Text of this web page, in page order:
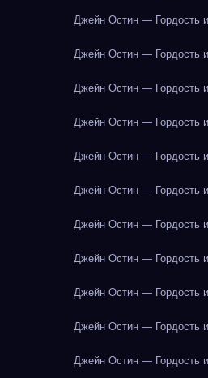
Джейн Остин — Гордость
Джейн Остин — Гордость
Джейн Остин — Гордость
Джейн Остин — Гордость
Джейн Остин — Гордость
Джейн Остин — Гордость
Джейн Остин — Гордость
Джейн Остин — Гордость
Джейн Остин — Гордость
Джейн Остин — Гордость
Джейн Остин — Гордость